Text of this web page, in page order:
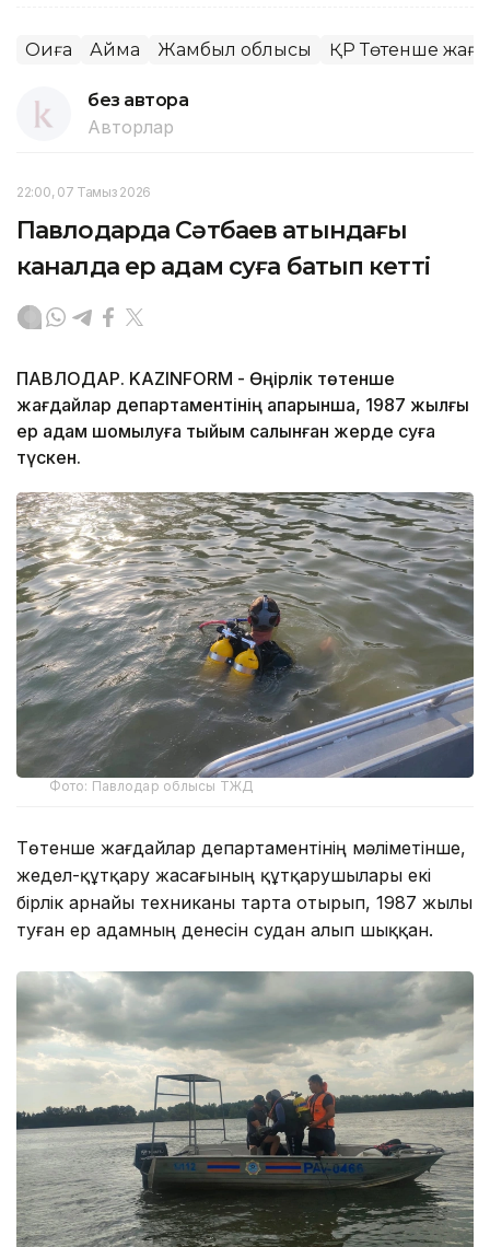
Оқиға Аймақ Жамбыл облысы ҚР Төтенше
без автора
Авторлар
22:00, 07 Тамыз 2026
Павлодарда Сәтбаев атындағы
каналда ер адам суға батып кетті
ПАВЛОДАР. KAZINFORM - Өңірлік төтенше
жағдайлар департаментінің ақпарынша, 1987 жылғы
ер адам шомылуға тыйым салынған жерде суға
түскен.
Фото: Павлодар облысы ТЖД
Төтенше жағдайлар департаментінің мәліметінше,
жедел-құтқару жасағының құтқарушылары екі
бірлік арнайы техниканы тарта отырып, 1987 жылы
туған ер адамның денесін судан алып шыққан.